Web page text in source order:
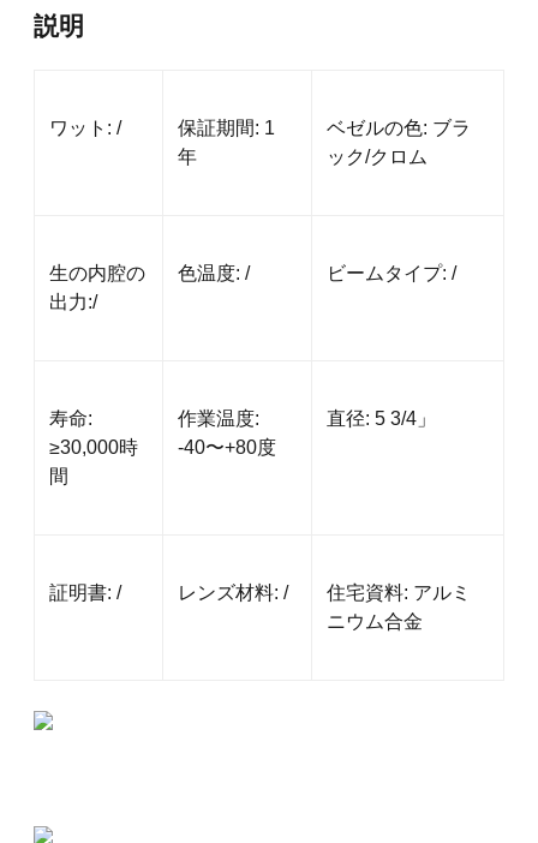
量
説明
ワット: /
保証期間: 1
年
ベゼルの色: ブラ
ック/クロム
生の内腔の
出力:/
色温度: / ビームタイプ: /
寿命:
≥30,000時
間
作業温度:
-40〜+80度
直径: 5 3/4」
証明書: / レンズ材料: /
住宅資料: アルミ
ニウム合金